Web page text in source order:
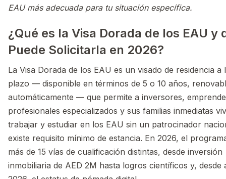
EAU más adecuada para tu situación específica.
¿Qué es la Visa Dorada de los EAU y
Puede Solicitarla en 2026?
La Visa Dorada de los EAU es un visado de residencia a
plazo — disponible en términos de 5 o 10 años,
automáticamente — que permite a inversores,
profesionales especializados y sus familias inmediatas
trabajar y estudiar en los EAU sin un patrocinador
existe requisito mínimo de estancia. En 2026, el
más de 15 vías de cualificación distintas, desde inversión
inmobiliaria de AED 2M hasta logros científicos y, desde